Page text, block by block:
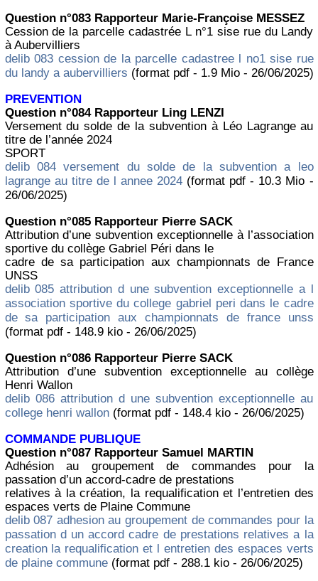
Question n°083 Rapporteur Marie-Françoise MESSEZ
Cession de la parcelle cadastrée L n°1 sise rue du Landy
à Aubervilliers
delib 083 cession de la parcelle cadastree l no1 sise rue
du landy a aubervilliers (format pdf - 1.9 Mio - 26/06/2025)
PREVENTION
Question n°084 Rapporteur Ling LENZI
Versement du solde de la subvention à Léo Lagrange au
titre de l’année 2024
SPORT
delib 084 versement du solde de la subvention a leo
lagrange au titre de l annee 2024 (format pdf - 10.3 Mio -
26/06/2025)
Question n°085 Rapporteur Pierre SACK
Attribution d’une subvention exceptionnelle à l’association
sportive du collège Gabriel Péri dans le
cadre de sa participation aux championnats de France
UNSS
delib 085 attribution d une subvention exceptionnelle a l
association sportive du college gabriel peri dans le cadre
de sa participation aux championnats de france unss
(format pdf - 148.9 kio - 26/06/2025)
Question n°086 Rapporteur Pierre SACK
Attribution d’une subvention exceptionnelle au collège
Henri Wallon
delib 086 attribution d une subvention exceptionnelle au
college henri wallon(format pdf - 148.4 kio - 26/06/2025)
COMMANDE PUBLIQUE
Question n°087 Rapporteur Samuel MARTIN
Adhésion au groupement de commandes pour la
passation d’un accord-cadre de prestations
relatives à la création, la requalification et l’entretien des
espaces verts de Plaine Commune
delib 087 adhesion au groupement de commandes pour la
passation d un accord cadre de prestations relatives a la
creation la requalification et l entretien des espaces verts
de plaine commune(format pdf - 288.1 kio - 26/06/2025)